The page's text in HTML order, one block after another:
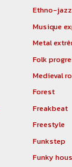
Ethno-jazz
Musique
Metal
Folk
Medieval
Forest
Freakbeat
Freestyle
Funkstep
Funky